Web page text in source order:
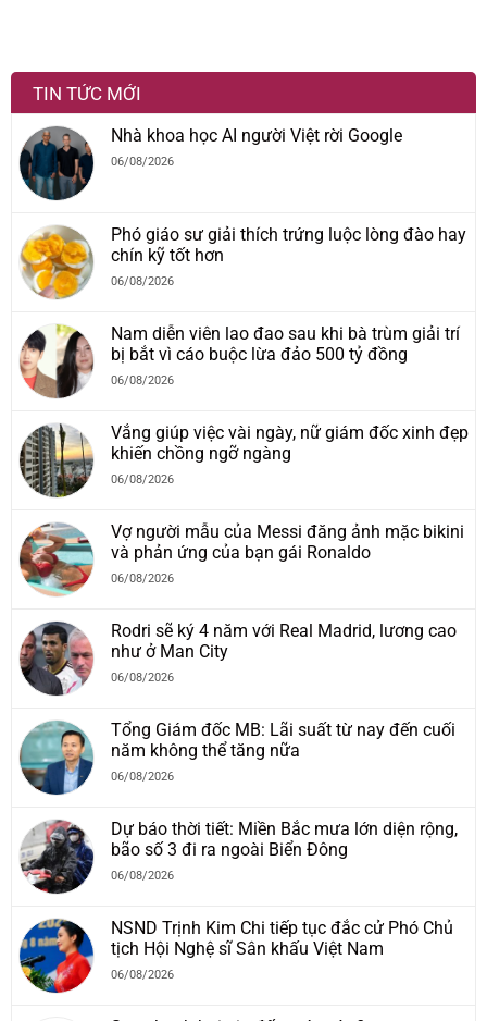
TIN TỨC MỚI
Nhà khoa học AI người Việt rời Google
06/08/2026
Phó giáo sư giải thích trứng luộc lòng đào hay
chín kỹ tốt hơn
06/08/2026
Nam diễn viên lao đao sau khi bà trùm giải trí
bị bắt vì cáo buộc lừa đảo 500 tỷ đồng
06/08/2026
Vắng giúp việc vài ngày, nữ giám đốc xinh đẹp
khiến chồng ngỡ ngàng
06/08/2026
Vợ người mẫu của Messi đăng ảnh mặc bikini
và phản ứng của bạn gái Ronaldo
06/08/2026
Rodri sẽ ký 4 năm với Real Madrid, lương cao
như ở Man City
06/08/2026
Tổng Giám đốc MB: Lãi suất từ nay đến cuối
năm không thể tăng nữa
06/08/2026
Dự báo thời tiết: Miền Bắc mưa lớn diện rộng,
bão số 3 đi ra ngoài Biển Đông
06/08/2026
NSND Trịnh Kim Chi tiếp tục đắc cử Phó Chủ
tịch Hội Nghệ sĩ Sân khấu Việt Nam
06/08/2026